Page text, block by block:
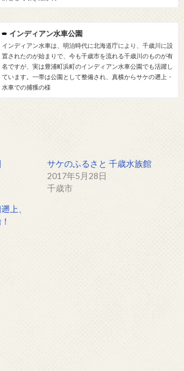
インディアン水車公園
インディアン水車は、明治時代に北海道庁により、千歳川に設
置されたのが始まりで、今も千歳市を流れる千歳川のものが有
名ですが、実は豊浦町浜町のインディアン水車公園でも活躍し
ています。一帯は公園として整備され、真横からサケの遡上・
水車での捕獲の様
サケのふるさと 千歳水族館
2017年5月28日
千歳市
上、